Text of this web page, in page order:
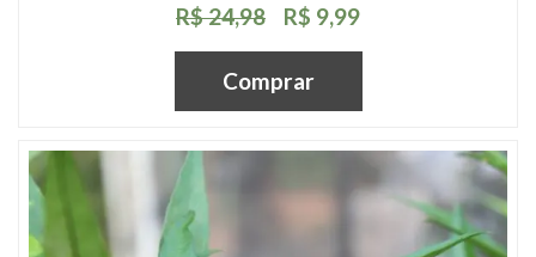
R$ 24,98 R$ 9,99
Comprar